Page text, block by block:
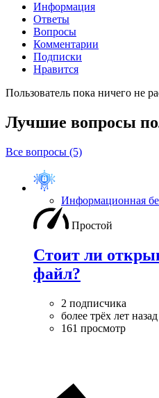
Информация
Ответы
Вопросы
Комментарии
Подписки
Нравится
Пользователь пока ничего не
Лучшие вопросы
Все вопросы (5)
Информационная
Простой
Стоит ли
файл?
2 подписчика
более трёх лет назад
161 просмотр